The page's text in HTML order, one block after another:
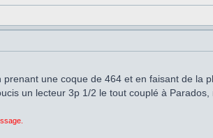
une coque de 464 et en faisant de la
un lecteur 3p 1/2 le tout couplé à Parados,